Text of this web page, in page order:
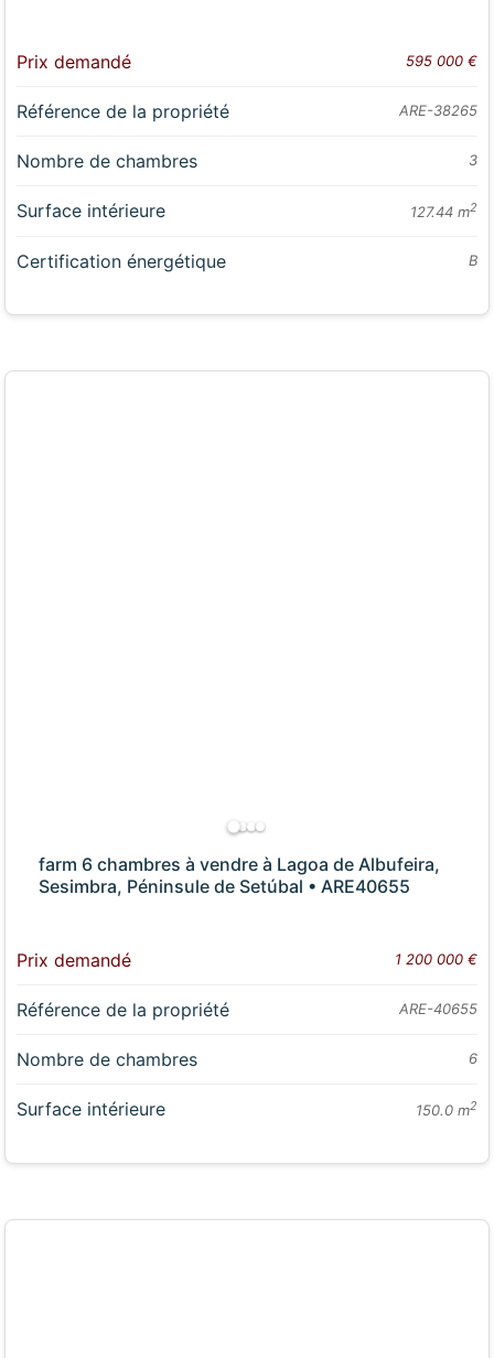
Prix demandé 595 000 €
Référence de la propriété ARE-38265
Nombre de chambres 3
Surface intérieure 127.44 m2
Certification énergétique B
farm 6 chambres à vendre à Lagoa de Albufeira,
Sesimbra, Péninsule de Setúbal • ARE40655
Prix demandé 1 200 000 €
Référence de la propriété ARE-40655
Nombre de chambres 6
Surface intérieure 150.0 m2